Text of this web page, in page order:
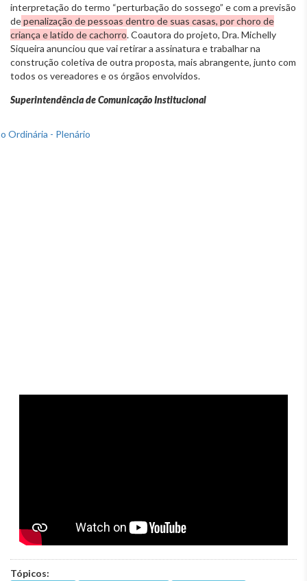
interpretação do termo “perturbação do sossego” e com a previsão
depenalização de pessoas dentro de suas casas, por choro de
criança e latido de cachorro. Coautora do projeto, Dra. Michelly
Siqueira anunciou que vai retirar a assinatura e trabalhar na
construção coletiva de outra proposta, mais abrangente, junto com
todos os vereadores e os órgãos envolvidos.
Superintendência de Comunicação Institucional
Tópicos: